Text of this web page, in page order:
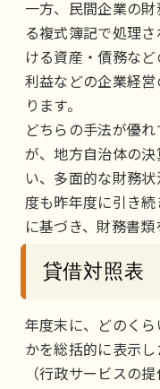
一方、民間企業の
る複式簿記で処理
ける資産・債務な
利益などの企業経
ります。
どちらの手法が優
が、地方自治体の
い、多面的な財務
度も昨年度に引き続
に基づき、財務書類
貸借対照表
年度末に、どのく
かを総括的に表示
（行政サービスの